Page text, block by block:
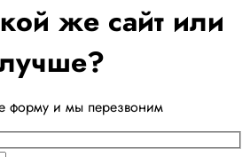
же сайт или
форму и мы перезвоним